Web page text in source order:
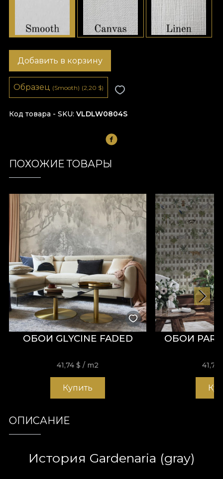
Код товара - SKU VLDLW0804S
Добавить в корзину
Образец (Smooth) (2,20 $)
ПОХОЖИЕ ТОВАРЫ
ОБОИ GLYCINE FADED
41,74$ / m2
Купить
ОБОИ
41,74
ОПИСАНИЕ
История Gardenaria (gray)